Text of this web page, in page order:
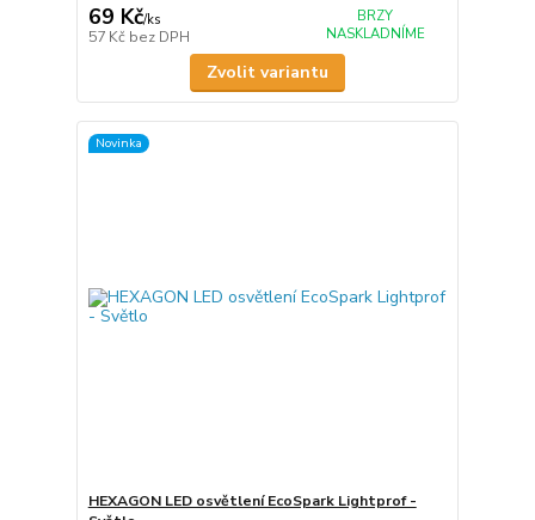
69 Kč/ks
57 Kč bez DPH
BRZY
NASKLADNÍME
Zvolit variantu
Novinka
HEXAGON LED osvětlení EcoSpark Lightprof -